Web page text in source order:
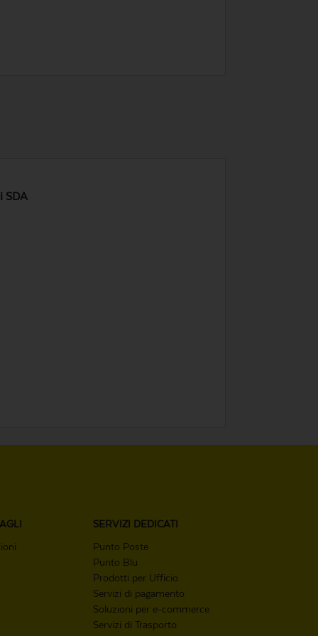
SDA
SERVIZI
DEDICATI
Punto Poste
Punto Blu
Prodotti per Ufficio
Servizi di pagamento
Soluzioni per e-commerce
Servizi di Trasporto